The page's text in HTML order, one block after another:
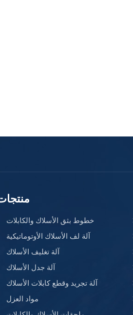
خطوط بثق الأسلاك والكابلات
آلة لف الأسلاك الأوتوماتيكية
آلة تغليف الأسلاك
آلة جدل الأسلاك
آلة تجريد وقطع كابلات الأسلاك
مواد العزل